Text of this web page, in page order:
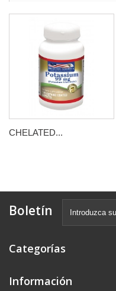
CHELATED...
Boletín
Categorías
Información